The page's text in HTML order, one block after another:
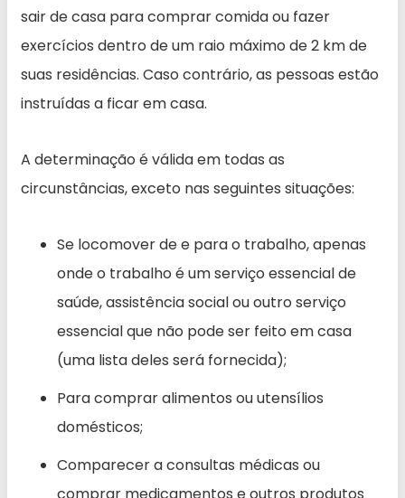
sair de casa para comprar comida ou fazer
exercícios dentro de um raio máximo de 2 km de
suas residências. Caso contrário, as pessoas estão
instruídas a ficar em casa.
A determinação é válida em todas as
circunstâncias, exceto nas seguintes situações:
Se locomover de e para o trabalho, apenas
onde o trabalho é um serviço essencial de
saúde, assistência social ou outro serviço
essencial que não pode ser feito em casa
(uma lista deles será fornecida);
Para comprar alimentos ou utensílios
domésticos;
Comparecer a consultas médicas ou